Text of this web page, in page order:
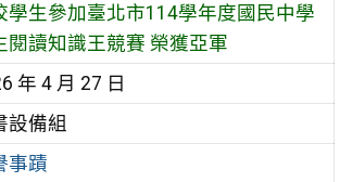
學生參加臺北市114學年度國民中學
閱讀知識王競賽 榮獲亞軍
年 4 月 27 日
設備組
事蹟